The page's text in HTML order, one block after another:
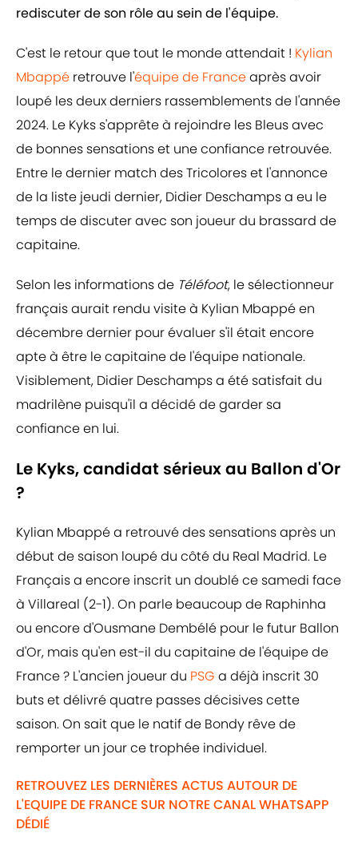
rediscuter de son rôle au sein de l'équipe.
C'est le retour que tout le monde attendait ! Kylian
Mbappé retrouve l'équipe de Franceaprès avoir
loupé les deux derniers rassemblements de l'année
2024. Le Kyks s'apprête à rejoindre les Bleus avec
de bonnes sensations et une confiance retrouvée.
Entre le dernier match des Tricolores et l'annonce
de la liste jeudi dernier, Didier Deschamps a eu le
temps de discuter avec son joueur du brassard de
capitaine.
Selon les informations de Téléfoot, le sélectionneur
français aurait rendu visite à Kylian Mbappé en
décembre dernier pour évaluer s'il était encore
apte à être le capitaine de l'équipe nationale.
Visiblement, Didier Deschamps a été satisfait du
madrilène puisqu'il a décidé de garder sa
confiance en lui.
Le Kyks, candidat sérieux au Ballon d'Or
?
Kylian Mbappé a retrouvé des sensations après un
début de saison loupé du côté du Real Madrid. Le
Français a encore inscrit un doublé ce samedi face
à Villareal (2-1). On parle beaucoup de Raphinha
ou encore d'Ousmane Dembélé pour le futur Ballon
d'Or, mais qu'en est-il du capitaine de l'équipe de
France ? L'ancien joueur du PSG a déjà inscrit 30
buts et délivré quatre passes décisives cette
saison. On sait que le natif de Bondy rêve de
remporter un jour ce trophée individuel.
RETROUVEZ LES DERNIÈRES ACTUS AUTOUR DE
L'EQUIPE DE FRANCE SUR NOTRE CANAL WHATSAPP
DÉDIÉ